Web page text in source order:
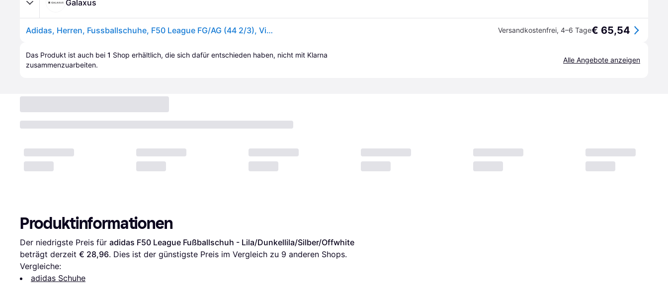
Galaxus
Adidas, Herren, Fussballschuhe, F50 League FG/AG (44 2/3), Violett Versandkostenfrei, 4–6 Tage€ 65,54
Das Produkt ist auch bei 1 Shop erhältlich, die sich dafür entschieden haben, nicht mit Klarna
zusammenzuarbeiten.
Alle Angebote anzeigen
Produktinformationen
Der niedrigste Preis für adidas F50 League Fußballschuh - Lila/Dunkellila/Silber/Offwhite
beträgt derzeit € 28,96. Dies ist der günstigste Preis im Vergleich zu 9 anderen Shops.
Vergleiche:
adidas Schuhe